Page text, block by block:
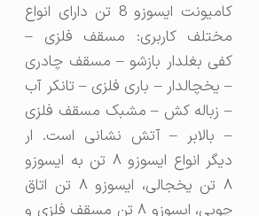
کامیونت ایسوزو 8 تن دارای انواع
مختلف کاربری: مسقف فلزی –
کفی بغلدار بازشو – مسقف چادری
– یخچالدار – باری فلزی – تانکر آب
– زباله کش – مشبک مسقف فلزی
– بالابر – آتش نشانی است. ار
دیگر انواع ایسوزو ۸ تن به ایسوزو
۸ تن یخجالی، ایسوزو ۸ تن اتاق
چوبی،‌ ایسوزو ۸ تن مسقف فلزی و